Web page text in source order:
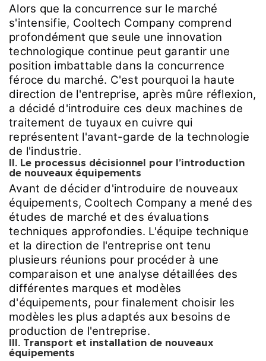
Alors que la concurrence sur le marché
s'intensifie, Cooltech Company comprend
profondément que seule une innovation
technologique continue peut garantir une
position imbattable dans la concurrence
féroce du marché. C'est pourquoi la haute
direction de l'entreprise, après mûre réflexion,
a décidé d'introduire ces deux machines de
traitement de tuyaux en cuivre qui
représentent l'avant-garde de la technologie
de l'industrie.
II. Le processus décisionnel pour l’introduction
de nouveaux équipements
Avant de décider d'introduire de nouveaux
équipements, Cooltech Company a mené des
études de marché et des évaluations
techniques approfondies. L'équipe technique
et la direction de l'entreprise ont tenu
plusieurs réunions pour procéder à une
comparaison et une analyse détaillées des
différentes marques et modèles
d'équipements, pour finalement choisir les
modèles les plus adaptés aux besoins de
production de l'entreprise.
III. Transport et installation de nouveaux
équipements